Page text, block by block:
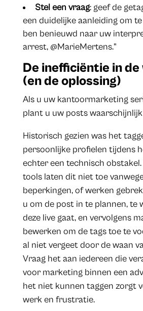
Stel een vraag: geef de
een duidelijke aanleiding om
ben benieuwd naar uw
arrest, @MarieMertens."
De inefficiëntie in
(en de oplossing)
Als u uw kantoormarketing
plant u uw posts
Historisch gezien was het
persoonlijke profielen tijdens
echter een technisch obstakel.
tools laten dit niet toe
beperkingen, of werken
u om de post in te plannen, te
deze live gaat, en vervolgens
bewerken om de tags toe te
al niet vergeet door de waan
Vraag het aan iedereen die
voor marketing binnen een
het niet kunnen taggen zorgt
werk en frustratie.